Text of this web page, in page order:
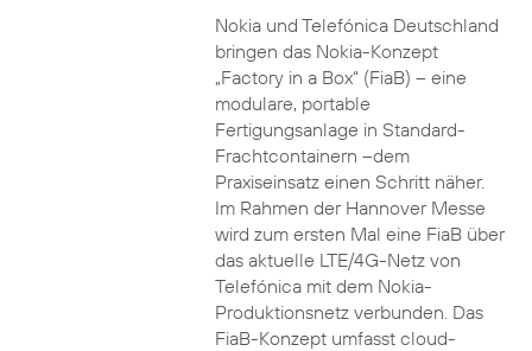
Nokia und Telefónica Deutschland
bringen das Nokia-Konzept
„Factory in a Box“ (FiaB) – eine
modulare, portable
Fertigungsanlage in Standard-
Frachtcontainern –dem
Praxiseinsatz einen Schritt näher.
Im Rahmen der Hannover Messe
wird zum ersten Mal eine FiaB über
das aktuelle LTE/4G-Netz von
Telefónica mit dem Nokia-
Produktionsnetz verbunden. Das
FiaB-Konzept umfasst cloud-